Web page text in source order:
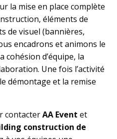
la mise en place complète
éléments de
de visuel (bannières,
encadrons et animons le
d’équipe, la
Une fois l’activité
démontage et la remise
contacterAA Event et
construction de